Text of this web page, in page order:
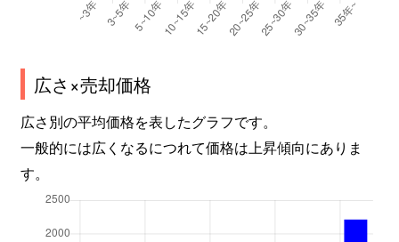
広さ×売却価格
広さ別の平均価格を表したグラフです。
一般的には広くなるにつれて価格は上昇傾向にありま
す。